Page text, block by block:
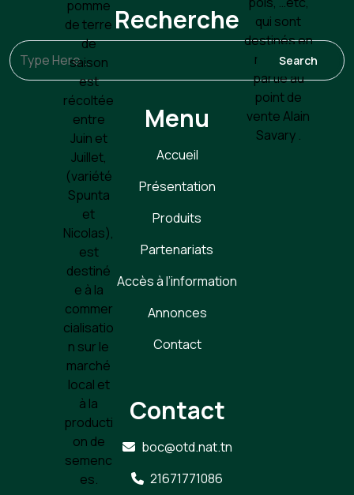
pomme
de terre
de
saison
est
récoltée
entre
Juin et
Juillet,
(variété
Spunta
et
Nicolas),
est
destiné
e à la
commer
cialisatio
n sur le
marché
local et
à la
producti
on de
semenc
es.
qui sont
destinés en
majeure
partie au
point de
vente Alain
Savary .
Recherche
Menu
Accueil
Présentation
Produits
Partenariats
Accès à l’information
Annonces
Contact
Contact
boc@otd.nat.tn
21671771086